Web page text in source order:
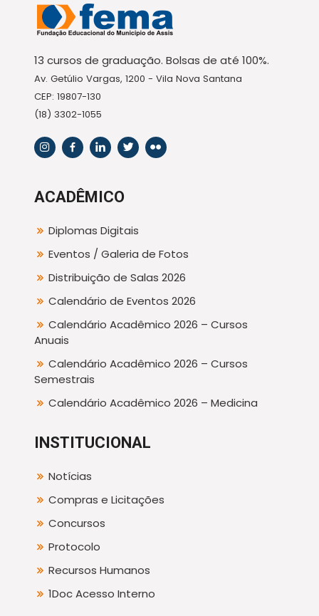
13 cursos de graduação. Bolsas de até 100%.
Av. Getúlio Vargas, 1200 - Vila Nova Santana
CEP: 19807-130
(18) 3302-1055
ACADÊMICO
Diplomas Digitais
Eventos / Galeria de Fotos
Distribuição de Salas 2026
Calendário de Eventos 2026
Calendário Acadêmico 2026 – Cursos
Anuais
Calendário Acadêmico 2026 – Cursos
Semestrais
Calendário Acadêmico 2026 – Medicina
INSTITUCIONAL
Notícias
Compras e Licitações
Concursos
Protocolo
Recursos Humanos
1Doc Acesso Interno